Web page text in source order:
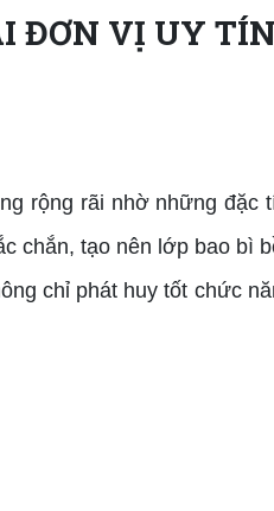
ĐƠN VỊ UY TÍN
rộng rãi nhờ những đặc
chắn, tạo nên lớp bao bì
chỉ phát huy tốt chức